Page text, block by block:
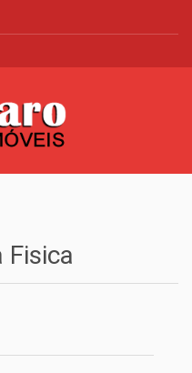
Fisica